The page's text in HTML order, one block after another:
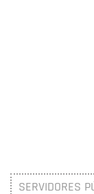
SERVIDORES